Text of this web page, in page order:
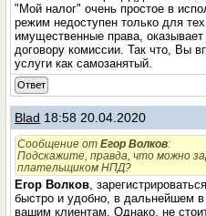
"Мой налог" очень простое в
режим недоступен только для
имущественные права,
договору комиссии. Так что, Вы
услуги как самозанятый.
Ответ
Blad 18:58 20.04.2020
Сообщение отЕгор Волков:
Подскажите, правда, что можно
плательщиком НПД?
Егор Волков,
быстро и удобно, в дальнейшем
вашим клиентам. Однако, не